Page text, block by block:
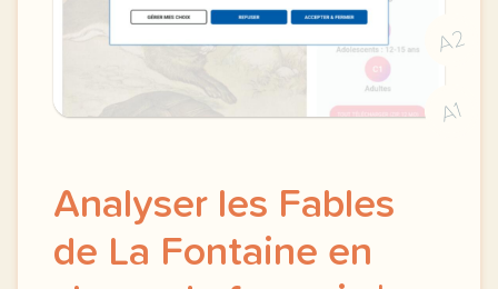
A2
A1
Analyser les Fables
de La Fontaine en